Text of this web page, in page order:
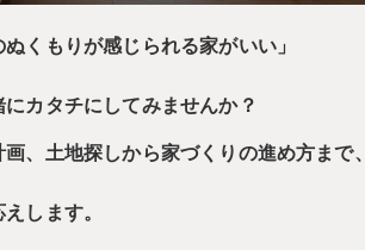
くもりが感じられる家がいい」
カタチにしてみませんか？
、土地探しから家づくりの進め方まで、
します。